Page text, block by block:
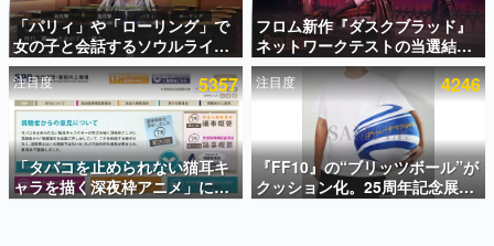
インタビュー
連載・特集一覧
殿堂入り記事
SNS拡散数が数千以上！ ページビュー数万以上！ などな
ど。多くの人々に読まれた、電ファミ渾身の“殿堂入り”記
事をまとめました。
「パリィ」や「ローリング」で
女の子と会話するソウルライク
恋愛ゲーム『小早川さんはソウ
ルライク』無料公開。返事に失
敗すると「YOU DIED」
フロム新作『ダスクブラッド』
ネットワークテストの当選結果
が8月7日22時に発表。応募サイ
トのマイページから確認可能、
テスト実施は8月21日～24日
注目度 5357
「タバコを止められない猫耳キ
ャラを描く深夜枠アニメ」に視
聴者の一部から批判意見。違法
注目度 4246
『FF10』の“ブリッツボール”が
クッション化。25周年記念展
「FINAL FANTASY X